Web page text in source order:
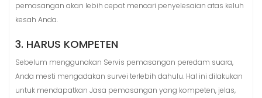
pemasangan akan lebih cepat mencari penyelesaian atas keluh
kesah Anda.
3. HARUS KOMPETEN
Sebelum menggunakan Servis pemasangan peredam suara,
Anda mesti mengadakan survei terlebih dahulu. Hal ini dilakukan
untuk mendapatkan Jasa pemasangan yang kompeten, jelas,